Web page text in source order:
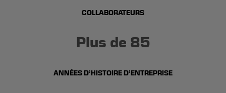
COLLABORATEURS
Plus de 85
ANNÉES D’HISTOIRE D’ENTREPRISE